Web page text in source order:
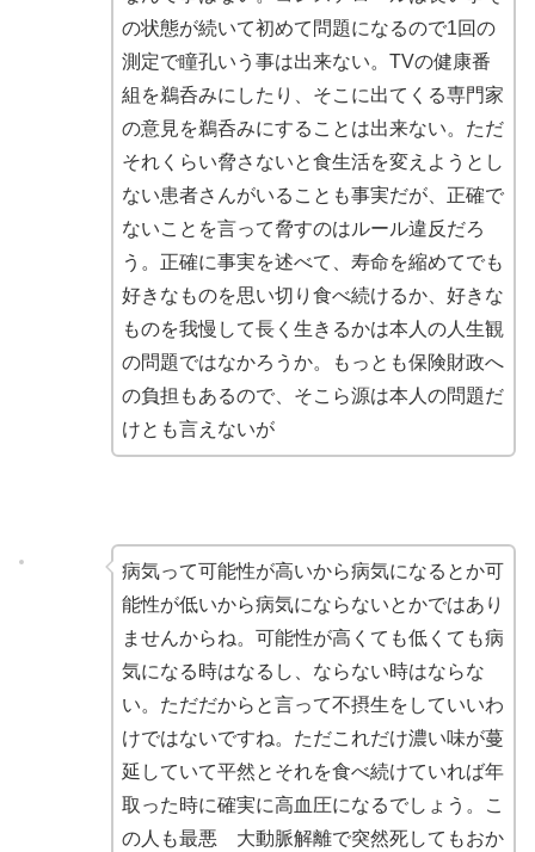
の状態が続いて初めて問題になるので1回の
測定で瞳孔いう事は出来ない。TVの健康番
組を鵜呑みにしたり、そこに出てくる専門家
の意見を鵜呑みにすることは出来ない。ただ
それくらい脅さないと食生活を変えようとし
ない患者さんがいることも事実だが、正確で
ないことを言って脅すのはルール違反だろ
う。正確に事実を述べて、寿命を縮めてでも
好きなものを思い切り食べ続けるか、好きな
ものを我慢して長く生きるかは本人の人生観
の問題ではなかろうか。もっとも保険財政へ
の負担もあるので、そこら源は本人の問題だ
けとも言えないが
病気って可能性が高いから病気になるとか可
能性が低いから病気にならないとかではあり
ませんからね。可能性が高くても低くても病
気になる時はなるし、ならない時はならな
い。ただだからと言って不摂生をしていいわ
けではないですね。ただこれだけ濃い味が蔓
延していて平然とそれを食べ続けていれば年
取った時に確実に高血圧になるでしょう。こ
の人も最悪 大動脈解離で突然死してもおか